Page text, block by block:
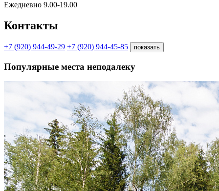
Ежедневно 9.00-19.00
Контакты
+7 (920) 944-49-29 +7 (920) 944-45-85 показать
Популярные места неподалеку